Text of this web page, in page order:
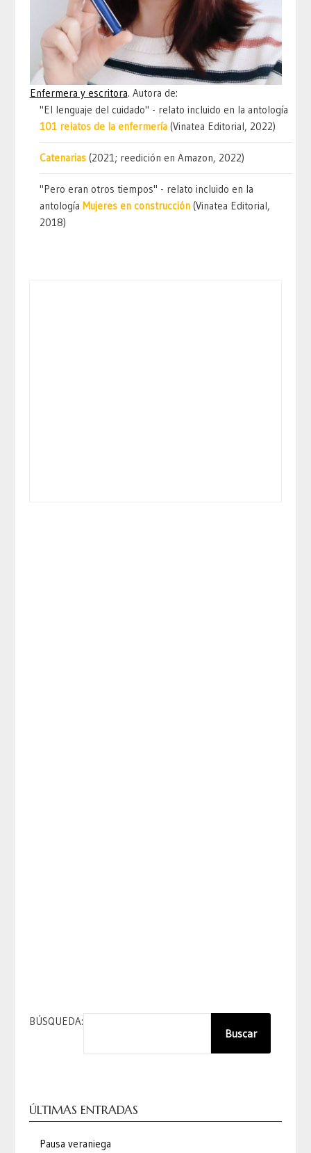
Enfermera y escritora. Autora de:
"El lenguaje del cuidado" - relato incluido en la antología
101 relatos de la enfermería (Vinatea Editorial, 2022)
Catenarias (2021; reedición en Amazon, 2022)
"Pero eran otros tiempos" - relato incluido en la
antología Mujeres en construcción (Vinatea Editorial,
2018)
BÚSQUEDA:
Buscar
ÚLTIMAS ENTRADAS
Pausa veraniega